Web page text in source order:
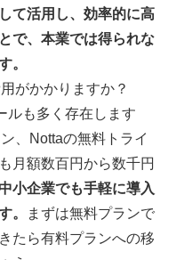
て活用し、効率的に高
で、本業では得られな
。
がかかりますか？
ルも多く存在します
、Nottaの無料トライ
月額数百円から数千円
小企業でも手軽に導入
。
まずは無料プランで
たら有料プランへの移